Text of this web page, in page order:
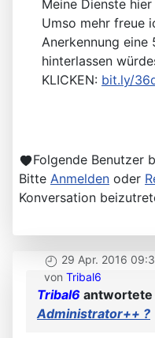
Meine Dienste
Umso mehr freue
Anerkennung eine
hinterlassen
KLICKEN: bit.ly/
Folgende Benutzer
Bitte Anmelden oder
Konversation
29 Apr. 2016
von Tribal6
Tribal6 antwortete
Administrator++ ?